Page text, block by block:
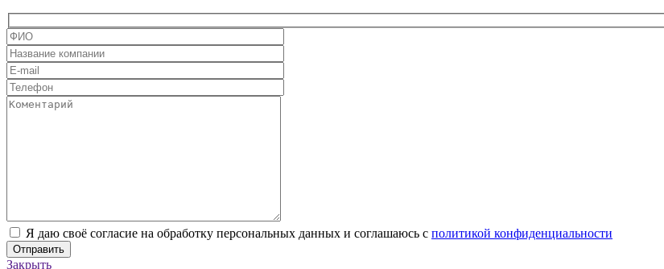
Я даю своё согласие на обработку персональных данных и соглашаюсь с политикой конфиденциальности
Закрыть